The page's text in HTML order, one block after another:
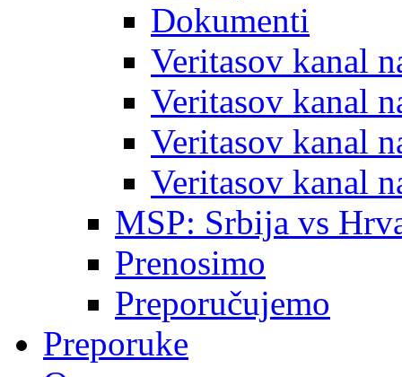
Dokumenti
Veritasov kanal
Veritasov kanal
Veritasov kanal
Veritasov kanal
MSP: Srbija vs
Prenosimo
Preporučujemo
Preporuke